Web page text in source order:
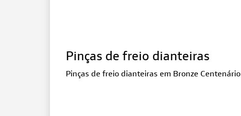
Pinças de freio dianteiras
Pinças de freio dianteiras em Bronze Centenário